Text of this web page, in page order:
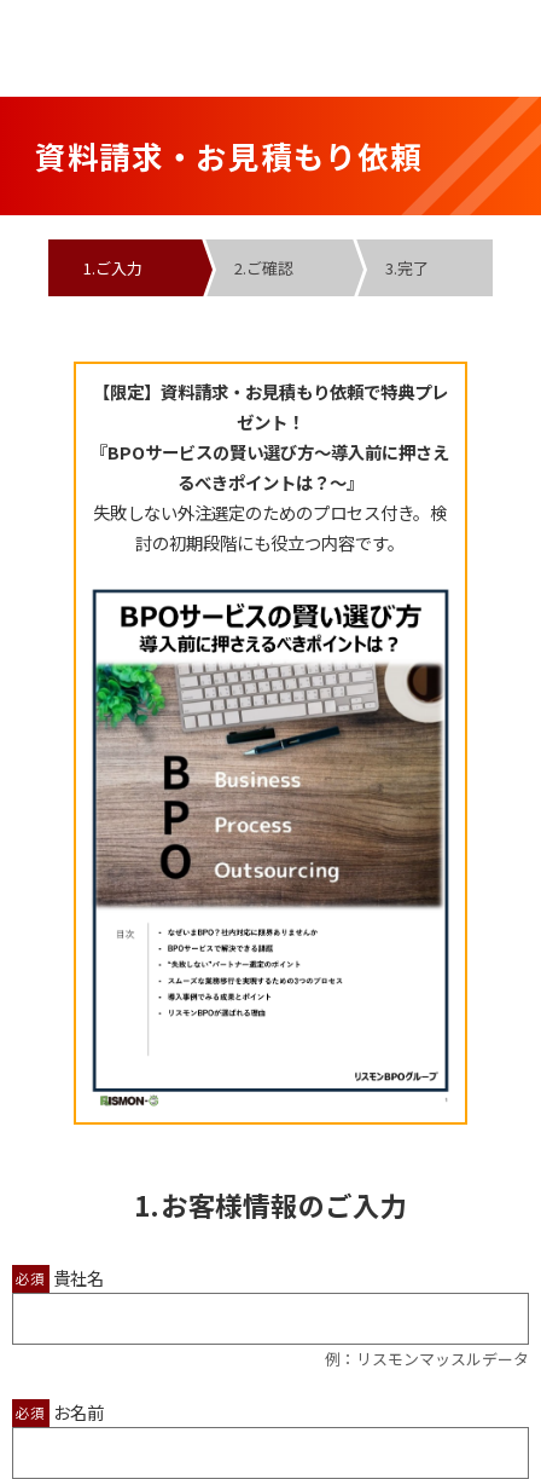
資料請求・お見積もり依頼
1.ご入力 2.ご確認 3.完了
【限定】資料請求・お見積もり依頼で特典プレ
ゼント！
『BPOサービスの賢い選び方～導入前に押さえ
るべきポイントは？～』
失敗しない外注選定のためのプロセス付き。検
討の初期段階にも役立つ内容です。
1.お客様情報のご入力
必須 貴社名
例：リスモンマッスルデータ
必須 お名前